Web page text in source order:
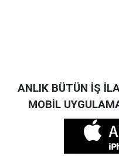
ANLIK BÜTÜN İŞ
MOBİL